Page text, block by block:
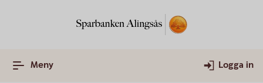
Meny Logga in